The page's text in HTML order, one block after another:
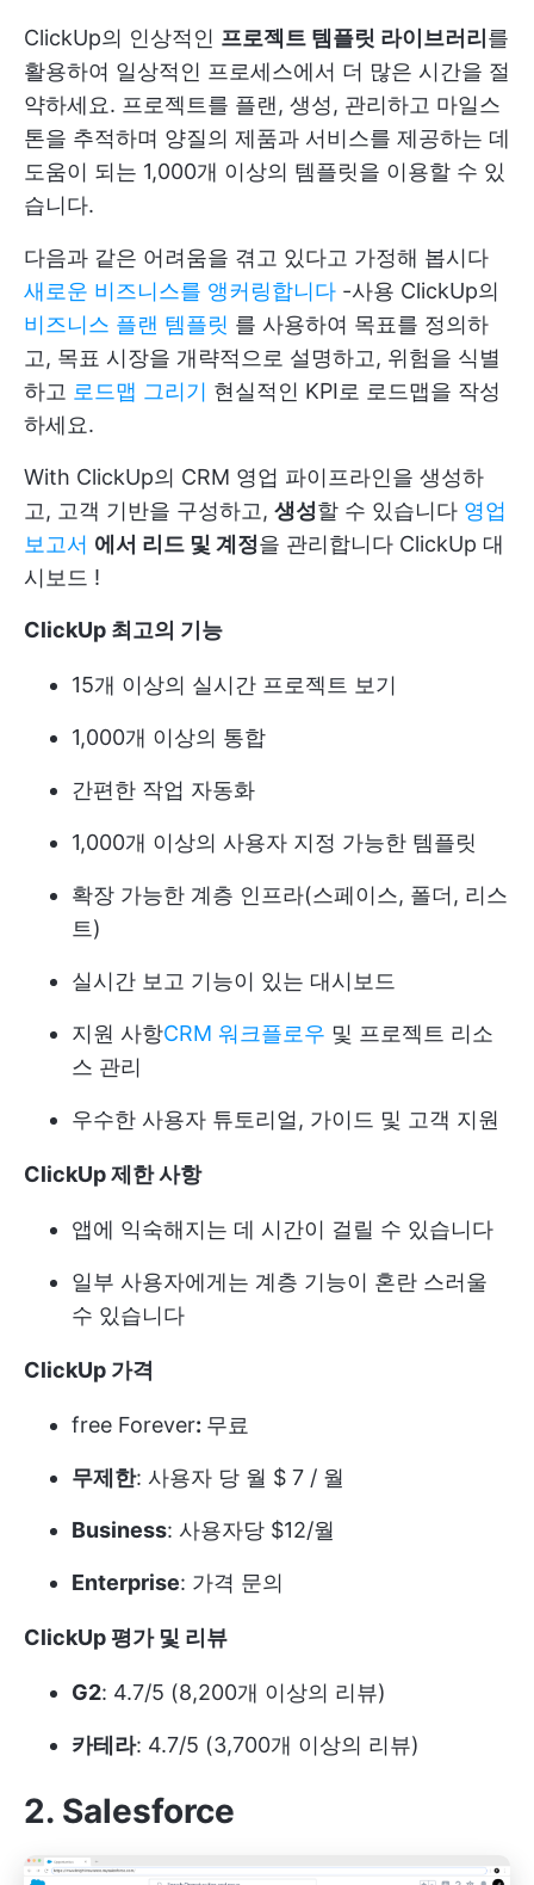
ClickUp의 인상적인 프로젝트 템플릿 라이브러리를
활용하여 일상적인 프로세스에서 더 많은 시간을 절
약하세요. 프로젝트를 플랜, 생성, 관리하고 마일스
톤을 추적하며 양질의 제품과 서비스를 제공하는 데
도움이 되는 1,000개 이상의 템플릿을 이용할 수 있
습니다.
다음과 같은 어려움을 겪고 있다고 가정해 봅시다
새로운 비즈니스를 앵커링합니다 -사용 ClickUp의
비즈니스 플랜 템플릿 를 사용하여 목표를 정의하
고, 목표 시장을 개략적으로 설명하고, 위험을 식별
하고 로드맵 그리기 현실적인 KPI로 로드맵을 작성
하세요.
With ClickUp의 CRM 영업 파이프라인을 생성하
고, 고객 기반을 구성하고, 생성할 수 있습니다 영업
보고서 에서 리드 및 계정을 관리합니다 ClickUp 대
시보드 !
ClickUp 최고의 기능
15개 이상의 실시간 프로젝트 보기
1,000개 이상의 통합
간편한 작업 자동화
1,000개 이상의 사용자 지정 가능한 템플릿
확장 가능한 계층 인프라(스페이스, 폴더, 리스
트)
실시간 보고 기능이 있는 대시보드
지원 사항CRM 워크플로우 및 프로젝트 리소
스 관리
우수한 사용자 튜토리얼, 가이드 및 고객 지원
ClickUp 제한 사항
앱에 익숙해지는 데 시간이 걸릴 수 있습니다
일부 사용자에게는 계층 기능이 혼란 스러울
수 있습니다
ClickUp 가격
free Forever: 무료
무제한: 사용자 당 월 $ 7 / 월
Business: 사용자당 $12/월
Enterprise: 가격 문의
ClickUp 평가 및 리뷰
G2: 4.7/5 (8,200개 이상의 리뷰)
카테라: 4.7/5 (3,700개 이상의 리뷰)
2. Salesforce